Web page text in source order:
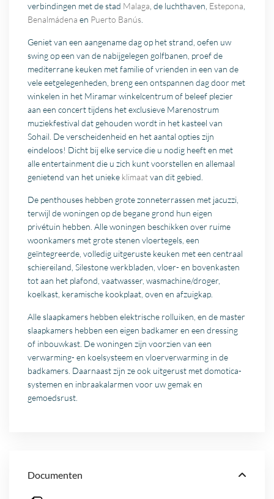
verbindingen met de stad Malaga , de luchthaven, Estepona
Benalmádena en Puerto Banús
Geniet van een aangename dag op het strand, oefen uw
swing op een van de nabijgelegen golfbanen, proef de
mediterrane keuken met familie of vrienden in een van de
vele eetgelegenheden, breng een ontspannen dag door met
winkelen in het Miramar winkelcentrum of beleef plezier
aan een concert tijdens het exclusieve Marenostrum
muziekfestival dat gehouden wordt in het kasteel van
Sohail. De verscheidenheid en het aantal opties zijn
eindeloos! Dicht bij elke service die u nodig heeft en met
alle entertainment die u zich kunt voorstellen en allemaal
genietend van het unieke klimaatvan dit gebied.
De penthouses hebben grote zonneterrassen met jacuzzi,
terwijl de woningen op de begane grond hun eigen
privétuin hebben. Alle woningen beschikken over ruime
woonkamers met grote stenen vloertegels, een
geïntegreerde, volledig uitgeruste keuken met een centraal
schiereiland, Silestone werkbladen, vloer- en bovenkasten
tot aan het plafond, vaatwasser, wasmachine/droger,
koelkast, keramische kookplaat, oven en afzuigkap.
Alle slaapkamers hebben elektrische rolluiken, en de master
slaapkamers hebben een eigen badkamer en een dressing
of inbouwkast. De woningen zijn voorzien van een
verwarming- en koelsysteem en vloerverwarming in de
badkamers. Daarnaast zijn ze ook uitgerust met domotica-
systemen en inbraakalarmen voor uw gemak en
gemoedsrust.
Documenten